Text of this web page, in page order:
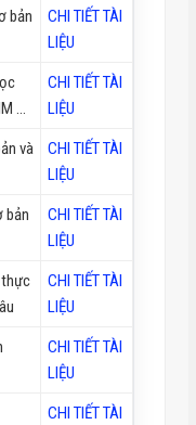
bản
CHI TIẾT TÀI
LIỆU
...
CHI TIẾT TÀI
LIỆU
và
CHI TIẾT TÀI
LIỆU
bản
CHI TIẾT TÀI
LIỆU
CHI TIẾT TÀI
LIỆU
CHI TIẾT TÀI
LIỆU
CHI TIẾT TÀI